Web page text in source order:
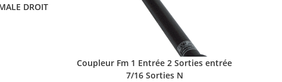
DROIT
Coupleur Fm 1 Entrée 2 Sorties entrée
7/16 Sorties N